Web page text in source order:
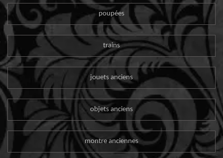
poupées
trains
jouets anciens
objets anciens
montre anciennes